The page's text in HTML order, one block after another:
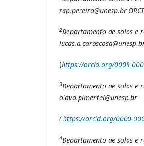
rap.pereira@unesp.br
2Departamento de solos e
(https://orcid.org/0009-
3Departamento de solos e
olavo.pimentel@unesp.br
(https://orcid.org/0000-
4Departamento de solos e